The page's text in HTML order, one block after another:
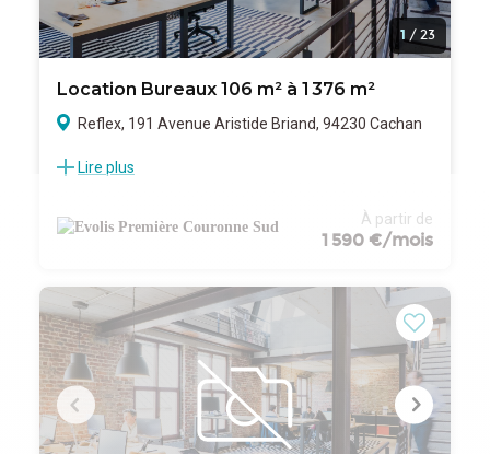
1 / 23
Location Bureaux 106 m² à 1 376 m²
Reflex, 191 Avenue Aristide Briand, 94230 Cachan
EVOLIS, spécialiste en immobilier d'entreprise, vous
REFLEX situé dans le département du Val de Marne,
dans la commune de CACHAN totalement intégrée
dont l'objectif est de soutenir les entreprises dans
toutes leurs démarches de développement, de
création, et d'implantation.
L'immeuble situé sur un axe majeur, la nationale 20,
vous permettra de rejoindre très rapidement de
nombreux axes autoroutiers comme le périphérique «
Porte d'Orléans », ou encore les autoroutes A86 et A6
Lire plus
À partir de
1 590 €/mois